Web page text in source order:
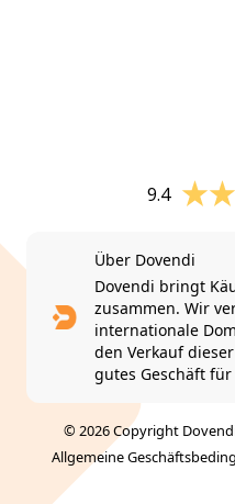
9.4
Über Dovendi
Dovendi bringt
zusammen. Wir
internationale
den Verkauf
gutes Geschäft
© 2026 Copyright
Allgemeine